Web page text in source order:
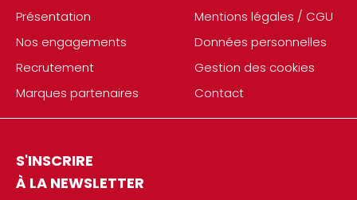
Présentation
Nos engagements
Recrutement
Marques partenaires
Mentions légales / CGU
Données personnelles
Gestion des cookies
Contact
S'INSCRIRE
À LA NEWSLETTER